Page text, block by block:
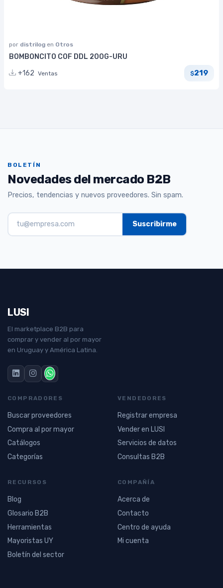
por distrilog en Otros
BOMBONCITO COF DDL 200G-URU
+162 Ventas $219
BOLETÍN
Novedades del mercado B2B
Precios, tendencias y nuevos proveedores. Sin spam.
LUSI
El marketplace B2B para
comprar y vender al por mayor
en Uruguay y América Latina.
COMPRADORES
Buscar proveedores
Compra al por mayor
Catálogos
Categorías
VENDEDORES
Registrar empresa
Vender en LUSI
Servicios de datos
Consultas B2B
RECURSOS
Blog
Glosario B2B
Herramientas
Mayoristas UY
Boletín del sector
COMPAÑÍA
Acerca de
Contacto
Centro de ayuda
Mi cuenta